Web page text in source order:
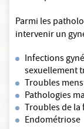
Parmi les
intervenir un
Infections
sexuellement
Troubles
Pathologies
Troubles de
Endométriose